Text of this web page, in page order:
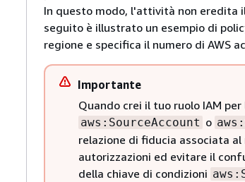
In questo modo, l'attività non eredita
seguito è illustrato un esempio di
regione e specifica il numero di AWS
Importante
Quando crei il tuo ruolo IAM
aws:SourceAccount o
relazione di fiducia associata
autorizzazioni ed evitare il
della chiave di condizioni